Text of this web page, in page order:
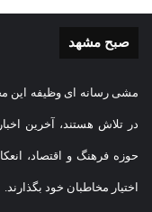
صبح مشهد
مشی رسانه ای وظیفه این
در تلاش هستند، آخرین
حوزه فرهنگ و اقتصاد،
اختیار مخاطبان خود بگذارند.